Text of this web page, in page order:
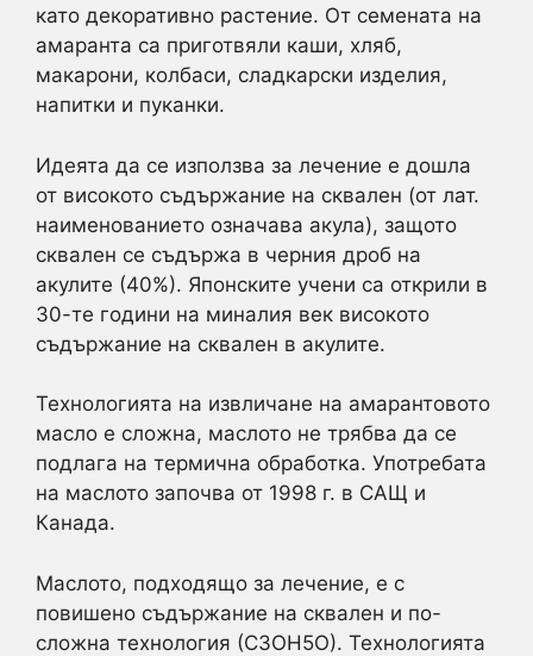
като декоративно растение. От семената на
амаранта са приготвяли каши, хляб,
макарони, колбаси, сладкарски изделия,
напитки и пуканки.
Идеята да се използва за лечение е дошла
от високото съдържание на сквален (от лат.
наименованието означава акула), защото
сквален се съдържа в черния дроб на
акулите (40%). Японските учени са открили в
30-те години на миналия век високото
съдържание на сквален в акулите.
Технологията на извличане на амарантовото
масло е сложна, маслото не трябва да се
подлага на термична обработка. Употребата
на маслото започва от 1998 г. в САЩ и
Канада.
Маслото, подходящо за лечение, е с
повишено съдържание на сквален и по-
сложна технология (С3ОН5О). Технологията